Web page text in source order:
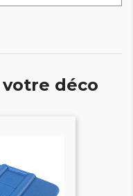
déco